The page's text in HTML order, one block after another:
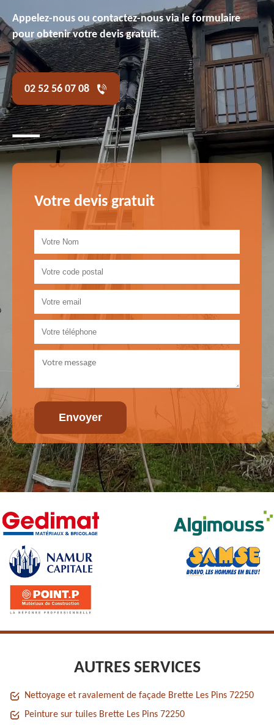
Appelez-nous ou contactez-nous via le formulaire
pour obtenir votre devis gratuit.
02 52 56 07 08
Votre devis gratuit
AUTRES SERVICES
Nettoyage et ravalement de façade Brette Les Pins 72250
Peinture sur tuiles Brette Les Pins 72250